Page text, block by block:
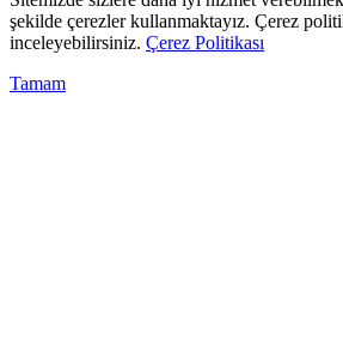
şekilde çerezler kullanmaktayız. Çerez
inceleyebilirsiniz. Çerez Politikası
Tamam